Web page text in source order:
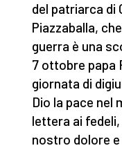
del patriarca di
Piazzaballa,
guerra è una
7 ottobre papa
giornata di
Dio la pace nel
lettera ai
nostro dolore e